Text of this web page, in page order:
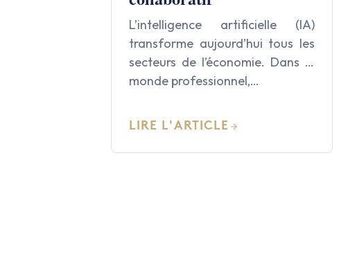
L’intelligence artificielle (IA)
transforme aujourd’hui tous les
secteurs de l’économie. Dans le
monde professionnel,…
LIRE L'ARTICLE